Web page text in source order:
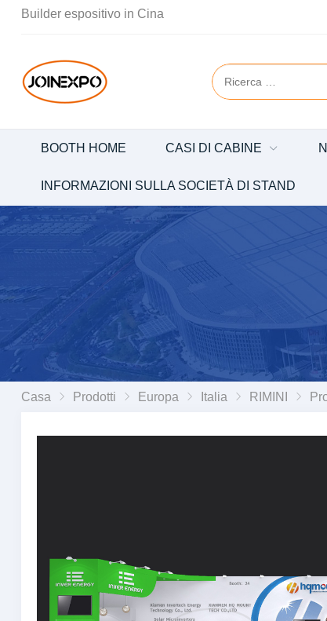
Builder espositivo in Cina
BOOTH HOME CASI DI CABINE
INFORMAZIONI SULLA SOCIETÀ DI STAND
Casa Prodotti Europa Italia RIMINI Progettazione e